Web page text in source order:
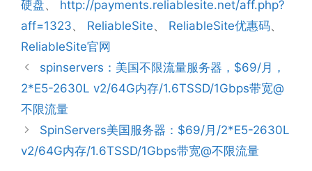
硬盘、 http://payments.reliablesite.net/aff.php?
aff=1323、 ReliableSite、 ReliableSite优惠码、
ReliableSite官网
spinservers：美国不限流量服务器，$69/月，
2*E5-2630L v2/64G内存/1.6TSSD/1Gbps带宽@
不限流量
SpinServers美国服务器：$69/月/2*E5-2630L
v2/64G内存/1.6TSSD/1Gbps带宽@不限流量